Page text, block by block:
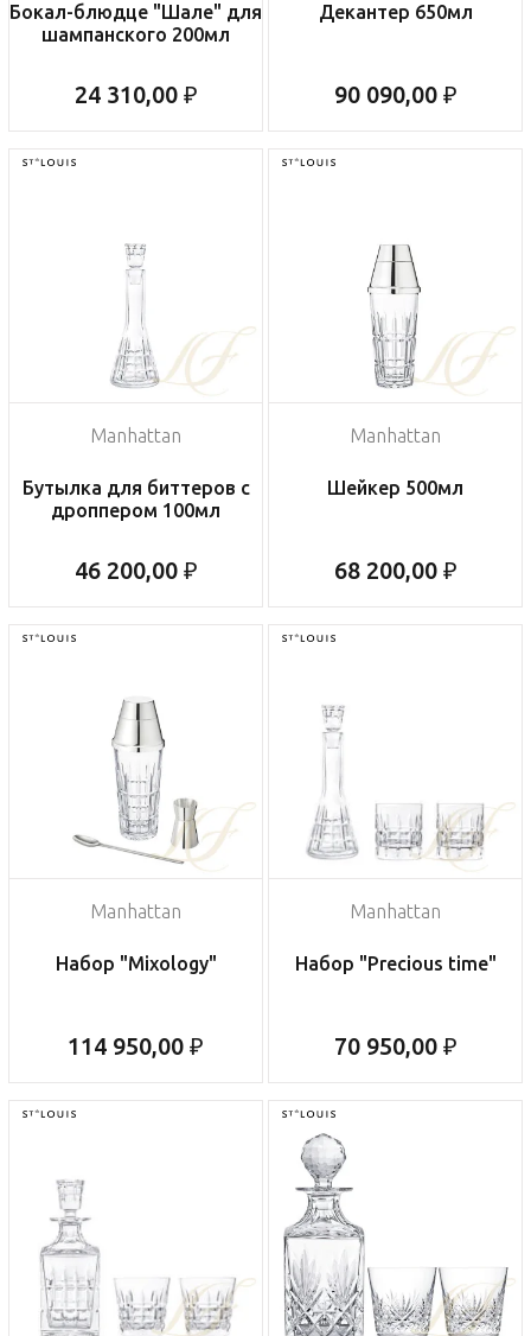
Бокал-блюдце "Шале" для
шампанского 200мл
24 310,00 ₽
Декантер 650мл
90 090,00 ₽
Manhattan
Бутылка для биттеров с
дроппером 100мл
46 200,00 ₽
Manhattan
Шейкер 500мл
68 200,00 ₽
Manhattan
Набор "Mixology"
114 950,00 ₽
Manhattan
Набор "Precious time"
70 950,00 ₽